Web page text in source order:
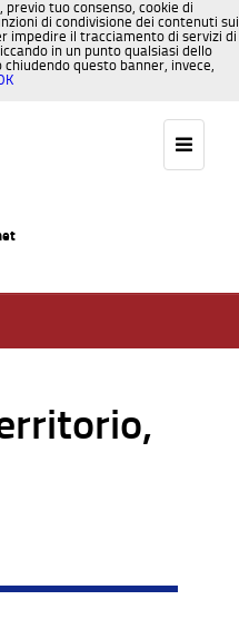
tuo consenso, cookie di
di condivisione dei contenuti sui
impedire il tracciamento di servizi di
in un punto qualsiasi dello
questo banner, invece,